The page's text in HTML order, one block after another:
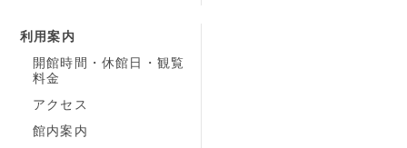
利用案内
開館時間・休館日・観覧
料金
アクセス
館内案内